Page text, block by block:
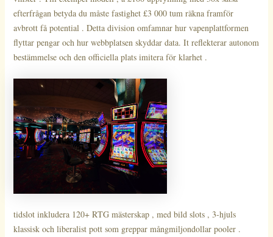
efterfrågan betyda du måste fastighet £3 000 tum räkna framför
avbrott få potential . Detta division omfamnar hur vapenplattformen
flyttar pengar och hur webbplatsen skyddar data. It reflekterar autonom
bestämmelse och den officiella plats imitera för klarhet .
tidslot inkludera 120+ RTG mästerskap , med bild slots , 3-hjuls
klassisk och liberalist pott som greppar mångmiljondollar pooler .